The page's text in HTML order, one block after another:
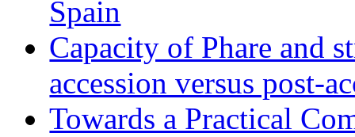
Spain
Capacity of Phare and
accession versus post-
Towards a Practical